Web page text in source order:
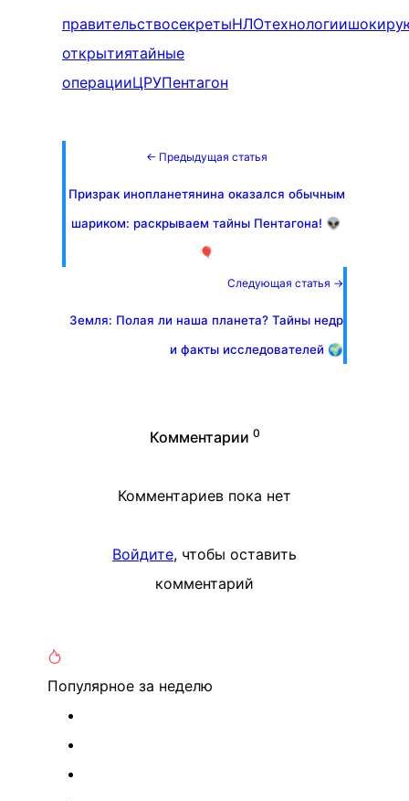
правительствосекретыНЛОтехнологии
открытиятайные
операцииЦРУПентагон
← Предыдущая статья
Призрак инопланетянина оказался обычным
шариком: раскрываем тайны Пентагона! 👽
🎈
Следующая статья →
Земля: Полая ли наша планета? Тайны недр
и факты исследователей 🌍
Комментарии 0
Комментариев пока нет
Войдите, чтобы оставить
комментарий
Популярное за неделю